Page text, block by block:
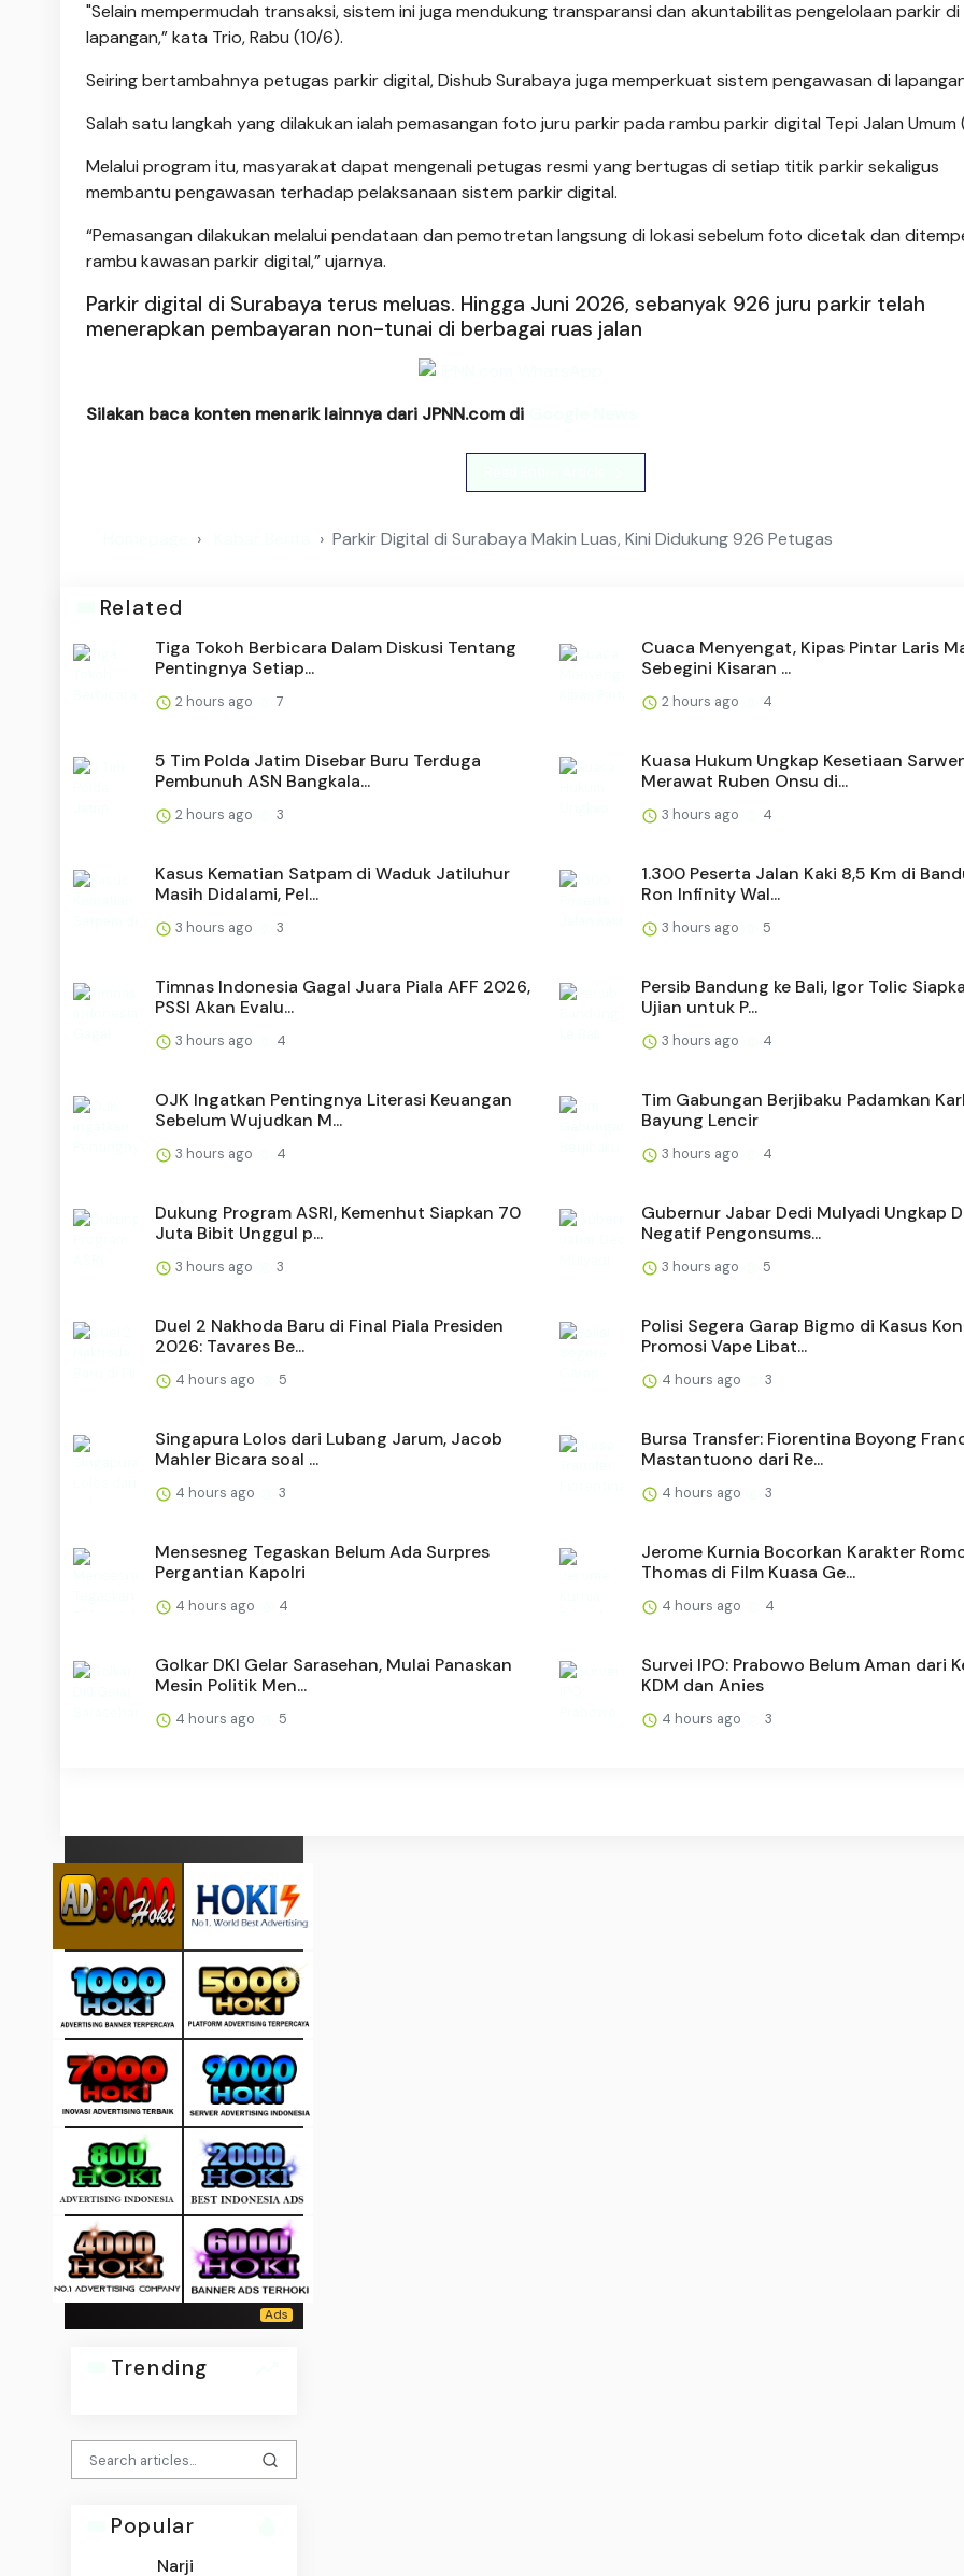
"Selain mempermudah transaksi, sistem ini juga mendukung transparansi dan akuntabilitas pengelolaan parkir di
lapangan,” kata Trio, Rabu (10/6).
Seiring bertambahnya petugas parkir digital, Dishub Surabaya juga memperkuat sistem pengawasan di
Salah satu langkah yang dilakukan ialah pemasangan foto juru parkir pada rambu parkir digital Tepi Jalan Umum
Melalui program itu, masyarakat dapat mengenali petugas resmi yang bertugas di setiap titik parkir sekaligus
membantu pengawasan terhadap pelaksanaan sistem parkir digital.
“Pemasangan dilakukan melalui pendataan dan pemotretan langsung di lokasi sebelum foto dicetak dan
rambu kawasan parkir digital,” ujarnya.
Parkir digital di Surabaya terus meluas. Hingga Juni 2026, sebanyak 926 juru parkir telah
menerapkan pembayaran non-tunai di berbagai ruas jalan
Silakan baca konten menarik lainnya dari JPNN.com di
Parkir Digital di Surabaya Makin Luas, Kini Didukung 926 Petugas
Related
Tiga Tokoh Berbicara Dalam Diskusi Tentang
Pentingnya Setiap...
2 hours ago 7
Cuaca Menyengat, Kipas Pintar Laris
Sebegini Kisaran ...
2 hours ago 4
5 Tim Polda Jatim Disebar Buru Terduga
Pembunuh ASN Bangkala...
2 hours ago 3
Kuasa Hukum Ungkap Kesetiaan
Merawat Ruben Onsu di...
3 hours ago 4
Kasus Kematian Satpam di Waduk Jatiluhur
Masih Didalami, Pel...
3 hours ago 3
1.300 Peserta Jalan Kaki 8,5 Km di
Ron Infinity Wal...
3 hours ago 5
Timnas Indonesia Gagal Juara Piala AFF 2026,
PSSI Akan Evalu...
3 hours ago 4
Persib Bandung ke Bali, Igor Tolic
Ujian untuk P...
3 hours ago 4
OJK Ingatkan Pentingnya Literasi Keuangan
Sebelum Wujudkan M...
3 hours ago 4
Tim Gabungan Berjibaku Padamkan
Bayung Lencir
3 hours ago 4
Dukung Program ASRI, Kemenhut Siapkan 70
Juta Bibit Unggul p...
3 hours ago 3
Gubernur Jabar Dedi Mulyadi Ungkap
Negatif Pengonsums...
3 hours ago 5
Duel 2 Nakhoda Baru di Final Piala Presiden
2026: Tavares Be...
4 hours ago 5
Polisi Segera Garap Bigmo di Kasus
Promosi Vape Libat...
4 hours ago 3
Singapura Lolos dari Lubang Jarum, Jacob
Mahler Bicara soal ...
4 hours ago 3
Bursa Transfer: Fiorentina Boyong
Mastantuono dari Re...
4 hours ago 3
Mensesneg Tegaskan Belum Ada Surpres
Pergantian Kapolri
4 hours ago 4
Jerome Kurnia Bocorkan Karakter
Thomas di Film Kuasa Ge...
4 hours ago 4
Golkar DKI Gelar Sarasehan, Mulai Panaskan
Mesin Politik Men...
4 hours ago 5
Survei IPO: Prabowo Belum Aman dari
KDM dan Anies
4 hours ago 3
Trending
Popular
Narji